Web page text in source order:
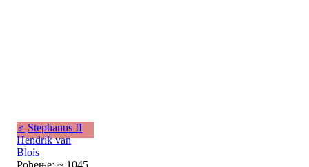
♂ Stephanus II
Hendrik van
Blois
Рођење: ~ 1045